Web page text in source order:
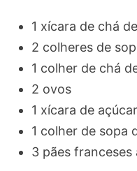
1 xícara de chá
2 colheres de
1 colher de chá
2 ovos
1 xícara de açúcar
1 colher de sopa
3 pães franceses